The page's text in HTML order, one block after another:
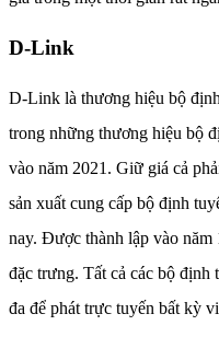
D-Link
D-Link là thương hiệu bộ
trong những thương hiệu bộ
vào năm 2021. Giữ giá cả
sản xuất cung cấp bộ định
nay. Được thành lập vào
đặc trưng. Tất cả các bộ định
đa để phát trực tuyến bất kỳ